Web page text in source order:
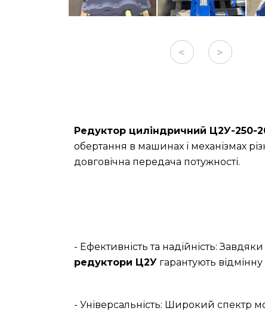
< >
Редуктор циліндричний Ц2У-250-
обертання в машинах і механізмах
довговічна передача потужності.
- Ефективність та надійність:
редуктори Ц2Угарантують
- Універсальність: Широкий спектр